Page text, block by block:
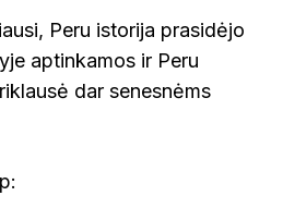
Peru istorija prasidėjo
aptinkamos ir Peru
dar senesnėms